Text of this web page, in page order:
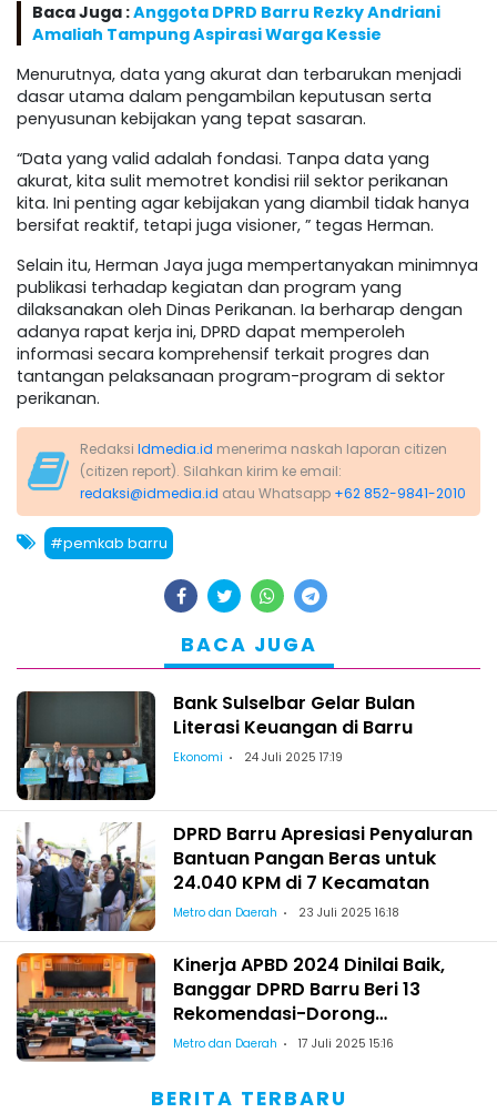
Baca Juga :Anggota DPRD Barru Rezky Andriani
Amaliah Tampung Aspirasi Warga Kessie
Menurutnya, data yang akurat dan terbarukan menjadi
dasar utama dalam pengambilan keputusan serta
penyusunan kebijakan yang tepat sasaran.
“Data yang valid adalah fondasi. Tanpa data yang
akurat, kita sulit memotret kondisi riil sektor perikanan
kita. Ini penting agar kebijakan yang diambil tidak hanya
bersifat reaktif, tetapi juga visioner, ” tegas Herman.
Selain itu, Herman Jaya juga mempertanyakan minimnya
publikasi terhadap kegiatan dan program yang
dilaksanakan oleh Dinas Perikanan. Ia berharap dengan
adanya rapat kerja ini, DPRD dapat memperoleh
informasi secara komprehensif terkait progres dan
tantangan pelaksanaan program-program di sektor
perikanan.
Redaksi Idmedia.id menerima naskah laporan citizen
(citizen report). Silahkan kirim ke email:
redaksi@idmedia.id atau Whatsapp +62 852-9841-2010
#pemkab barru
BACA JUGA
Bank Sulselbar Gelar Bulan
Literasi Keuangan di Barru
Ekonomi 24 Juli 2025 17:19
DPRD Barru Apresiasi Penyaluran
Bantuan Pangan Beras untuk
24.040 KPM di 7 Kecamatan
Metro dan Daerah 23 Juli 2025 16:18
Kinerja APBD 2024 Dinilai Baik,
Banggar DPRD Barru Beri 13
Rekomendasi-Dorong
Optimalisasi PAD
Metro dan Daerah 17 Juli 2025 15:16
BERITA TERBARU